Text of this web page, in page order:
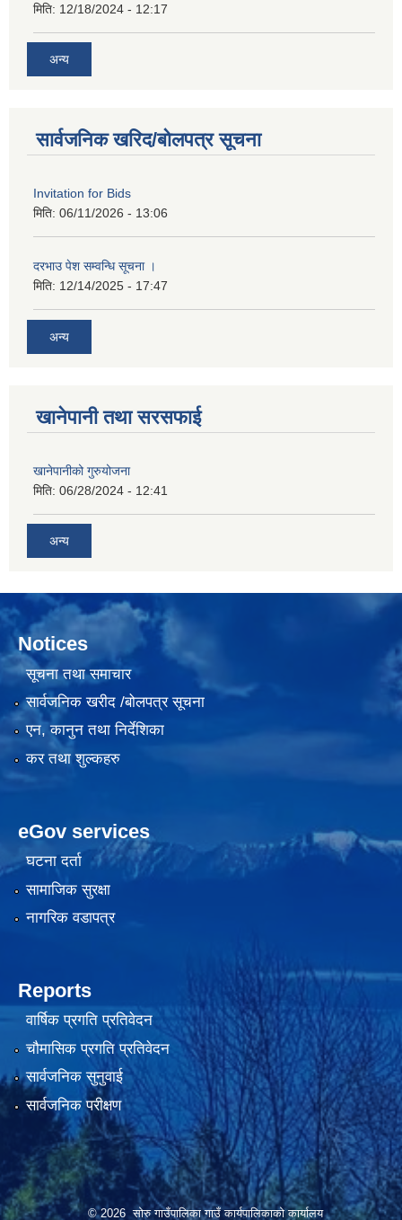
मिति: 12/18/2024 - 12:17
अन्य
सार्वजनिक खरिद/बोलपत्र सूचना
Invitation for Bids
मिति: 06/11/2026 - 13:06
दरभाउ पेश सम्वन्धि सूचना ।
मिति: 12/14/2025 - 17:47
अन्य
खानेपानी तथा सरसफाई
खानेपानीको गुरुयोजना
मिति: 06/28/2024 - 12:41
अन्य
Notices
सूचना तथा समाचार
सार्वजनिक खरीद /बोलपत्र सूचना
एन, कानुन तथा निर्देशिका
कर तथा शुल्कहरु
eGov services
घटना दर्ता
सामाजिक सुरक्षा
नागरिक वडापत्र
Reports
वार्षिक प्रगति प्रतिवेदन
चौमासिक प्रगति प्रतिवेदन
सार्वजनिक सुनुवाई
सार्वजनिक परीक्षण
© 2026 सोरु गाउँपालिका गाउँ कार्यपालिकाको कार्यालय